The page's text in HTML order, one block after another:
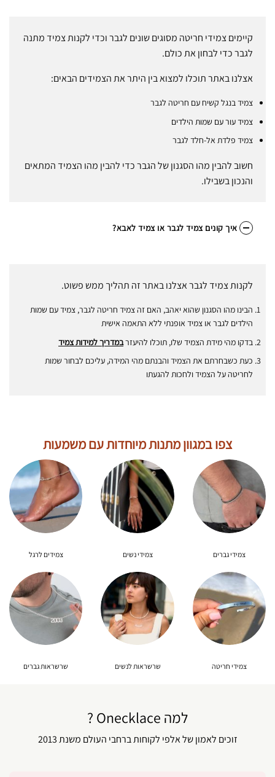
קיימים צמידי חריטה מסוגים שונים לגבר וכדי לקנות צמיד מתנה
לגבר כדי לבחון את כולם.
אצלנו באתר תוכלו למצוא בין היתר את הצמידים הבאים:
צמיד בנגל קשיח עם חריטה לגבר
צמיד עור עם שמות הילדים
צמיד פלדת אל-חלד לגבר
חשוב להבין מהו הסגנון של הגבר כדי להבין מהו הצמיד המתאים
והנכון בשבילו.
איך קונים צמיד לגבר או צמיד לאבא?
לקנות צמיד לגבר אצלנו באתר זה תהליך ממש פשוט.
הבינו מהו הסגנון שהוא יאהב, האם זה צמיד חריטה לגבר, צמיד עם שמות
הילדים לגבר או צמיד אופנתי ללא התאמה אישית
בדקו מהי מידת הצמיד שלו, תוכלו להיעזרבמדריך למידות צמיד
כעת כשבחרתם את הצמיד והבנתם מהי המידה, עליכם לבחור שמות
לחריטה על הצמיד ולחכות להגעתו
צפו במגוון מתנות מיוחדות עם משמעות
צמידי גברים צמידי נשים צמידים לרגל
צמידי חריטה שרשראות לנשים שרשראות גברים
למה Onecklace ?
זוכים לאמון של אלפי לקוחות ברחבי העולם משנת 2013